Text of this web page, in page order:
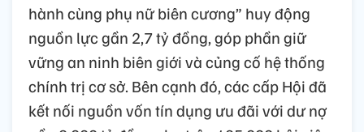
hành cùng phụ nữ biên cương” huy động
nguồn lực gần 2,7 tỷ đồng, góp phần giữ
vững an ninh biên giới và củng cố hệ thống
chính trị cơ sở. Bên cạnh đó, các cấp Hội đã
kết nối nguồn vốn tín dụng ưu đãi với dư nợ